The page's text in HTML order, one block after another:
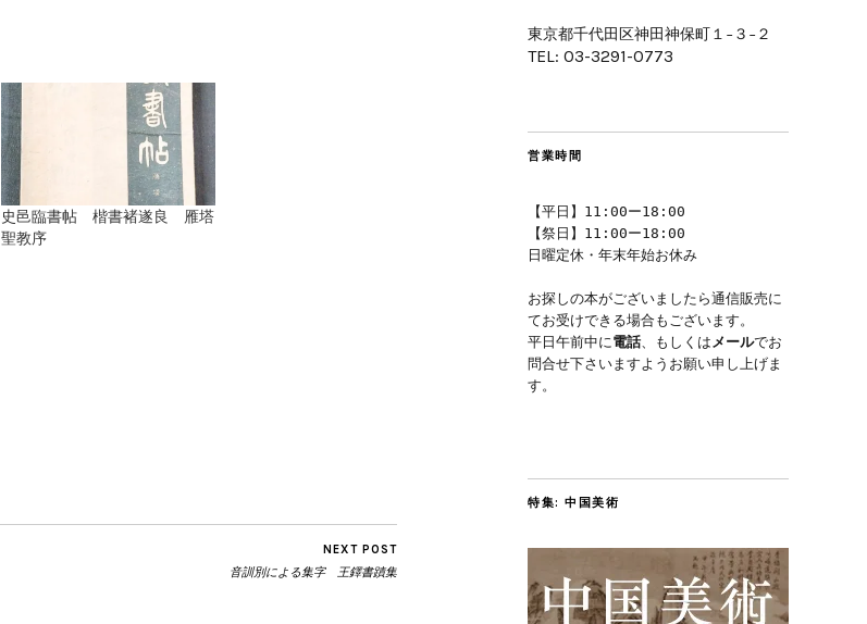
史邑臨書帖 楷書褚遂良 雁塔
聖教序
NEXT POST
音訓別による集字 王鐸書蹟集
東京都千代田区神田神保町１−３−２
TEL: 03-3291-0773
営業時間
【平日】11:00ー18:00
【祭日】11:00ー18:00
日曜定休・年末年始お休み
お探しの本がございましたら通信販売に
てお受けできる場合もございます。
平日午前中に電話、もしくはメールでお
問合せ下さいますようお願い申し上げま
す。
特集: 中国美術